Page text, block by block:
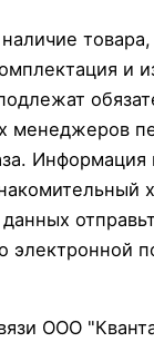
и
менеджеров
Информация
ООО